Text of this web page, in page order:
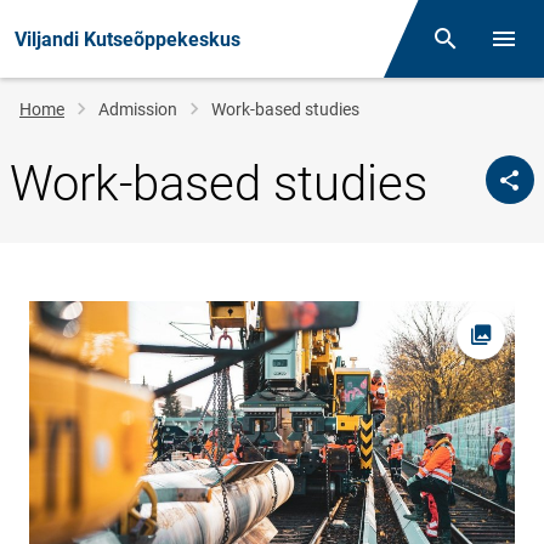
Viljandi Kutseõppekeskus Otsing
Breadcrumb
Home Admission Work-based studies
Work-based studies
Open